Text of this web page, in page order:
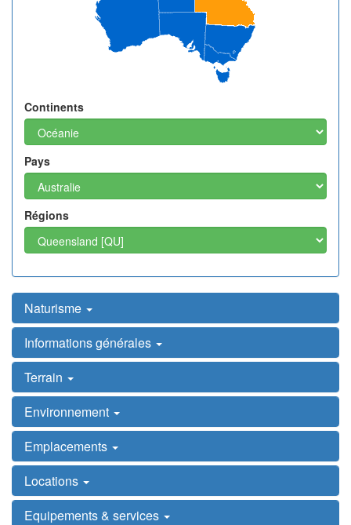
Continents
Pays
Régions
Naturisme
Informations générales
Terrain
Environnement
Emplacements
Locations
Equipements & services